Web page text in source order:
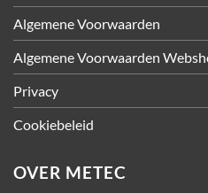
Algemene Voorwaarden
Algemene Voorwaarden
Privacy
Cookiebeleid
OVER METEC